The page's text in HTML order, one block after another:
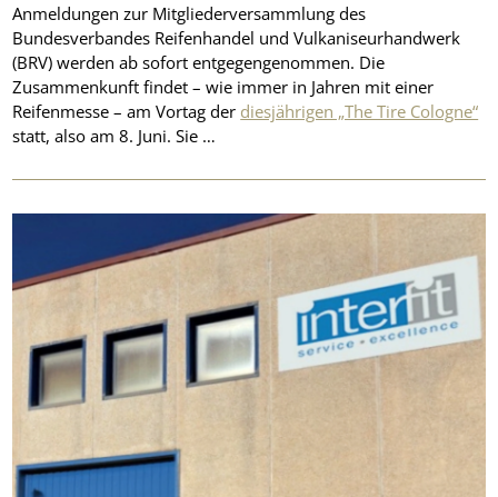
Anmeldungen zur Mitgliederversammlung des
Bundesverbandes Reifenhandel und Vulkaniseurhandwerk
(BRV) werden ab sofort entgegengenommen. Die
Zusammenkunft findet – wie immer in Jahren mit einer
Reifenmesse – am Vortag der diesjährigen „The Tire Cologne“
statt, also am 8. Juni. Sie …